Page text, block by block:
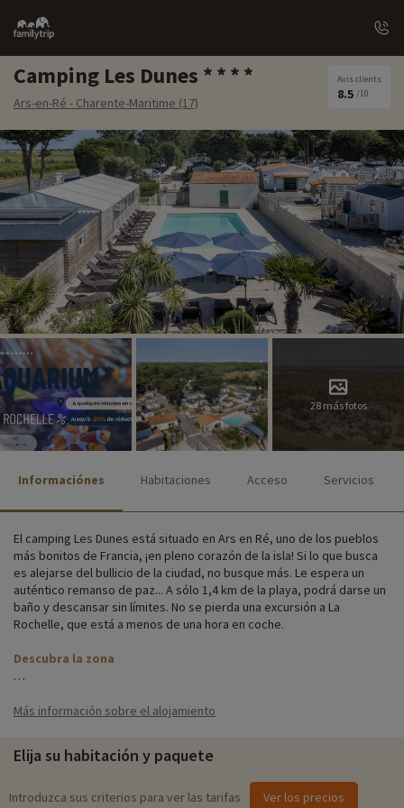
Family
trip
Camping Les Dunes
Ars-en-Ré - Charente-Maritime (17)
Avis clients
8.5 /10
28 más fotos
Informaciónes Habitaciones Acceso Servicios
El camping Les Dunes está situado en Ars en Ré, uno de los pueblos
más bonitos de Francia, ¡en pleno corazón de la isla! Si lo que busca
es alejarse del bullicio de la ciudad, no busque más. Le espera un
auténtico remanso de paz... A sólo 1,4 km de la playa, podrá darse un
baño y descansar sin límites. No se pierda una excursión a La
Rochelle, que está a menos de una hora en coche.
Descubra la zona
para una estancia agradable: piscina, snack bar/bar, lavandería,
Se alojará en mobil-homes totalmente equipados, prácticos y
confortables, situados en un terreno plantado de flores y árboles.
Cada mobil-home dispone de su propia terraza, perfecta para
Más información sobre el alojamiento
Elija su habitación y paquete
Introduzca sus criterios para ver las tarifas Ver los precios